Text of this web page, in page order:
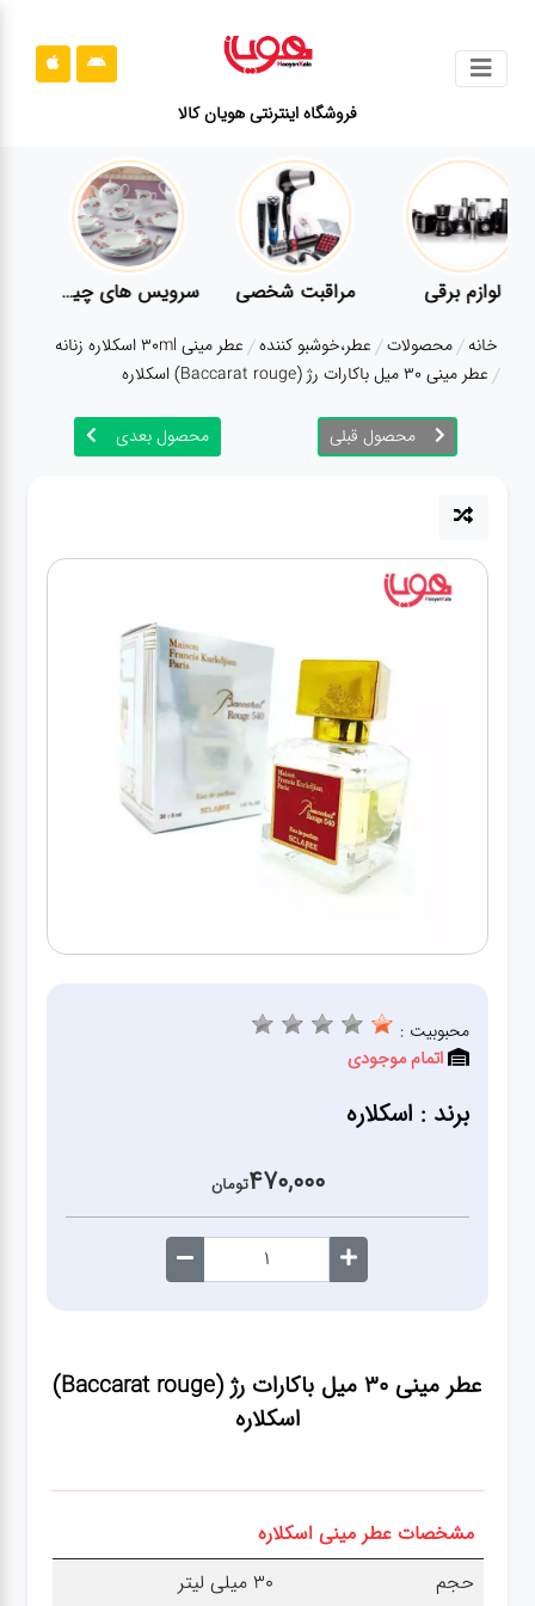
فروشگاه اینترنتی هویان کالا
محصولات
قوانین
سایت
ارتباط
باما
درباره
مراقبت شخصی
سرویس های
چینی زرین
قاشق و چنگال
لوازم خانه
لوازم متفرقه
آشپزخانه
کلمن،فلاسک،قمقمه
سطل
زباله،سرویس
بهداشتی،حمام
لوازم برقی مراقبت شخصی
خانه محصولات عطر،خوشبو کننده عطر مینی 30ml اسکلاره زنانه
عطر مینی 30 میل باکارات رژ (Baccarat rouge) اسکلاره
محصول قبلی محصول بعدی
عطر مینی 30 میل باکارات رژ (Baccarat rouge)
اسکلاره
مشخصات عطر مینی اسکلاره
حجم
30 میلی لیتر
محبوبیت :
اتمام موجودی
برند : اسکلاره
470,000تومان